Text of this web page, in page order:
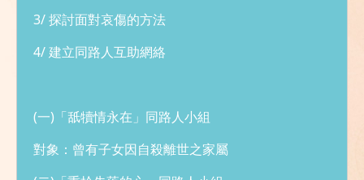
帶著思念。好好地過
3/ 探討面對哀傷的方法
4/ 建立同路人互助網絡
(一)「舐犢情永在」同路人小組
對象：曾有子女因自殺離世之家屬